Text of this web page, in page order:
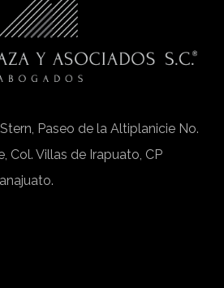
Paseo de la Altiplanicie No.
Col. Villas de Irapuato, CP